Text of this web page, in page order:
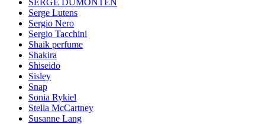
SERGE DUMONTEN
Serge Lutens
Sergio Nero
Sergio Tacchini
Shaik perfume
Shakira
Shiseido
Sisley
Snap
Sonia Rykiel
Stella McCartney
Susanne Lang